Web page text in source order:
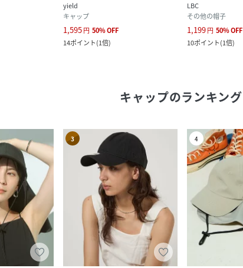
yield
キャップ
1,595円 50%OFF
14ポイント(1倍)
LBC
その他の帽子
1,199円 50%OFF
10ポイント(1倍)
キャップのランキング
3 4